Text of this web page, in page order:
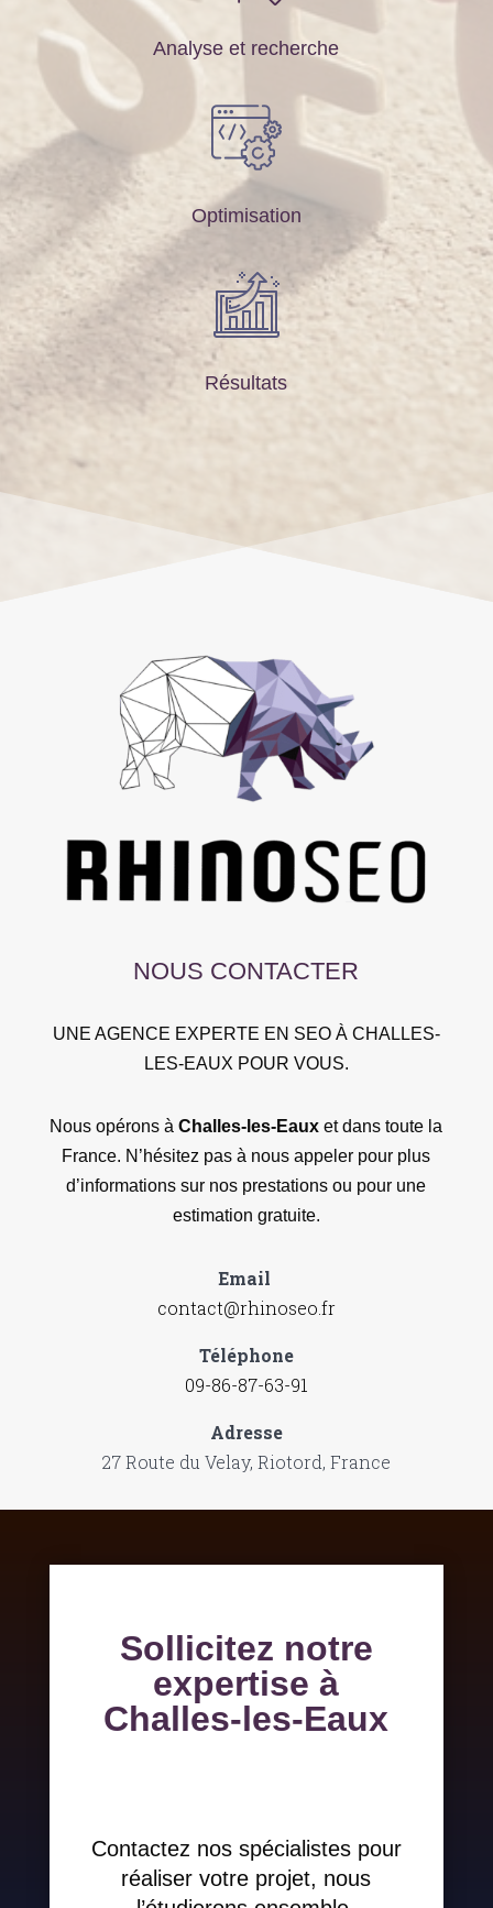
Analyse et recherche
Optimisation
Résultats
NOUS CONTACTER
UNE AGENCE EXPERTE EN SEO À CHALLES-
LES-EAUX POUR VOUS.
Nous opérons àChalles-les-Eaux et dans toute la
France. N’hésitez pas à nous appeler pour plus
d’informations sur nos prestations ou pour une
estimation gratuite.
Email
contact@rhinoseo.fr
Téléphone
09-86-87-63-91
Adresse
27 Route du Velay, Riotord, France
Sollicitez notre
expertise à
Challes-les-Eaux
Contactez nos spécialistes pour
réaliser votre projet, nous